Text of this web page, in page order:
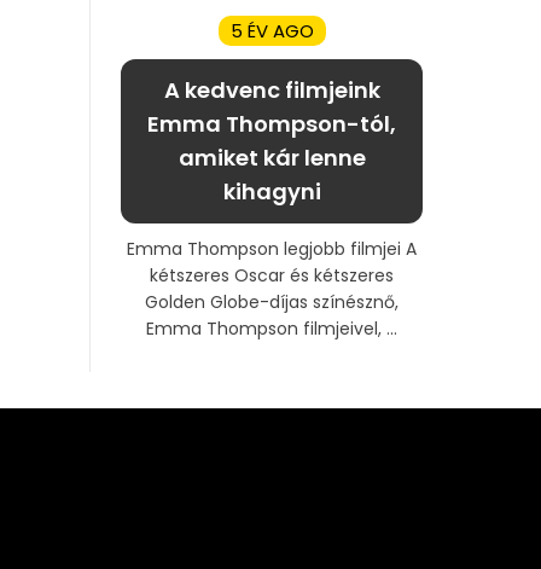
5 ÉV AGO
A kedvenc filmjeink
Emma Thompson-tól,
amiket kár lenne
kihagyni
Emma Thompson legjobb filmjei A
kétszeres Oscar és kétszeres
Golden Globe-díjas színésznő,
Emma Thompson filmjeivel, ...